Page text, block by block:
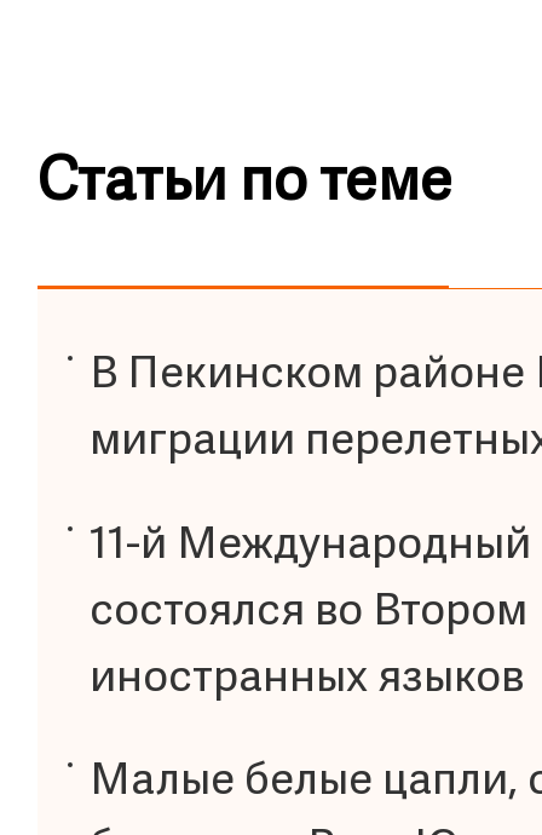
Статьи по теме
В Пекинском
миграции
11-й Международный
состоялся во
иностранных языков
Малые белые цапли,